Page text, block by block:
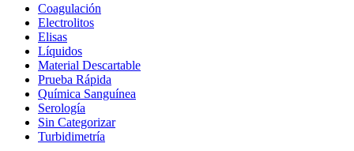
Coagulación
Electrolitos
Elisas
Líquidos
Material Descartable
Prueba Rápida
Química Sanguínea
Serología
Sin Categorizar
Turbidimetría